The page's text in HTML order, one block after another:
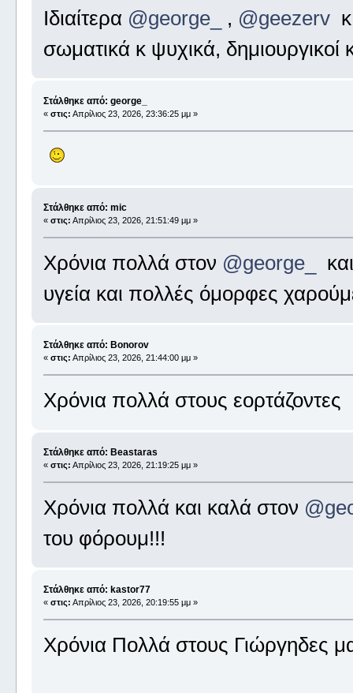
Ιδιαίτερα @george_ , @geezerv
σωματικά κ ψυχικά, δημιουργικοί
Στάλθηκε από: george_
« στις: Απρίλιος 23, 2026, 23:36:25 μμ »
Στάλθηκε από: mic
« στις: Απρίλιος 23, 2026, 21:51:49 μμ »
Χρόνια πολλά στον @george_
υγεία και πολλές όμορφες
Στάλθηκε από: Bonorov
« στις: Απρίλιος 23, 2026, 21:44:00 μμ »
Χρόνια πολλά στους εορτάζοντες
Στάλθηκε από: Beastaras
« στις: Απρίλιος 23, 2026, 21:19:25 μμ »
Χρόνια πολλά και καλά στον
του φόρουμ!!!
Στάλθηκε από: kastor77
« στις: Απρίλιος 23, 2026, 20:19:55 μμ »
Χρόνια Πολλά στους Γιώργηδες